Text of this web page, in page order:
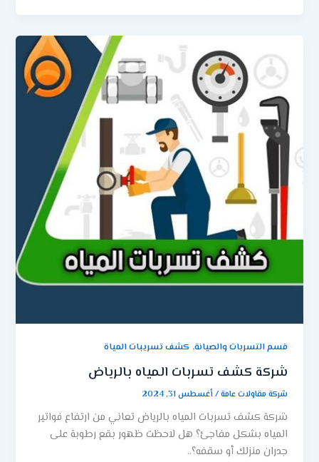
قسم التسربات والصيانة, كشف تسريبات المياة
شركة كشف تسربات المياه بالرياض
شركة مقاولات عامة/ أغسطس 31, 2024
شركة كشف تسربات المياه بالرياض تعاني من ارتفاع فواتير
المياه بشكل مفاجئ؟ هل لاحظت ظهور بقع رطوبة على
جدران منزلك أو سقفه؟..